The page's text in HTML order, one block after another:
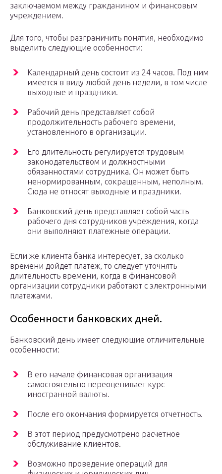
заключаемом между гражданином и финансовым
учреждением.
Для того, чтобы разграничить понятия, необходимо
выделить следующие особенности:
Календарный день состоит из 24 часов. Под ним
имеется в виду любой день недели, в том числе
выходные и праздники.
Рабочий день представляет собой
продолжительность рабочего времени,
установленного в организации.
Его длительность регулируется трудовым
законодательством и должностными
обязанностями сотрудника. Он может быть
ненормированным, сокращенным, неполным.
Сюда не относят выходные и праздники.
Банковский день представляет собой часть
рабочего дня сотрудников учреждения, когда
они выполняют платежные операции.
Если же клиента банка интересует, за сколько
времени дойдет платеж, то следует уточнять
длительность времени, когда в финансовой
организации сотрудники работают с электронными
платежами.
Особенности банковских дней.
Банковский день имеет следующие отличительные
особенности:
В его начале финансовая организация
самостоятельно переоценивает курс
иностранной валюты.
После его окончания формируется отчетность.
В этот период предусмотрено расчетное
обслуживание клиентов.
Возможно проведение операций для